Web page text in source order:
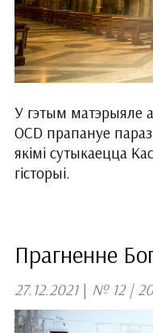
У гэтым
OCD прапануе
якімі сутыкаецца
гісторыі.
Прагненне
27.12.2021 | № 12 |